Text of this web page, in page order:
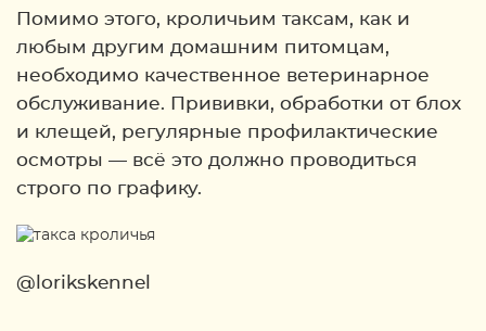
Помимо этого, кроличьим таксам, как и
любым другим домашним питомцам,
необходимо качественное ветеринарное
обслуживание. Прививки, обработки от блох
и клещей, регулярные профилактические
осмотры — всё это должно проводиться
строго по графику.
@lorikskennel